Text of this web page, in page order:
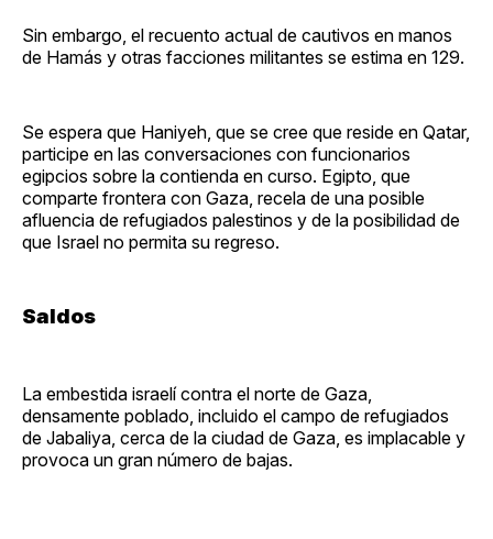
Sin embargo, el recuento actual de cautivos en manos
de Hamás y otras facciones militantes se estima en 129.
Se espera que Haniyeh, que se cree que reside en Qatar,
participe en las conversaciones con funcionarios
egipcios sobre la contienda en curso. Egipto, que
comparte frontera con Gaza, recela de una posible
afluencia de refugiados palestinos y de la posibilidad de
que Israel no permita su regreso.
Saldos
La embestida israelí contra el norte de Gaza,
densamente poblado, incluido el campo de refugiados
de Jabaliya, cerca de la ciudad de Gaza, es implacable y
provoca un gran número de bajas.